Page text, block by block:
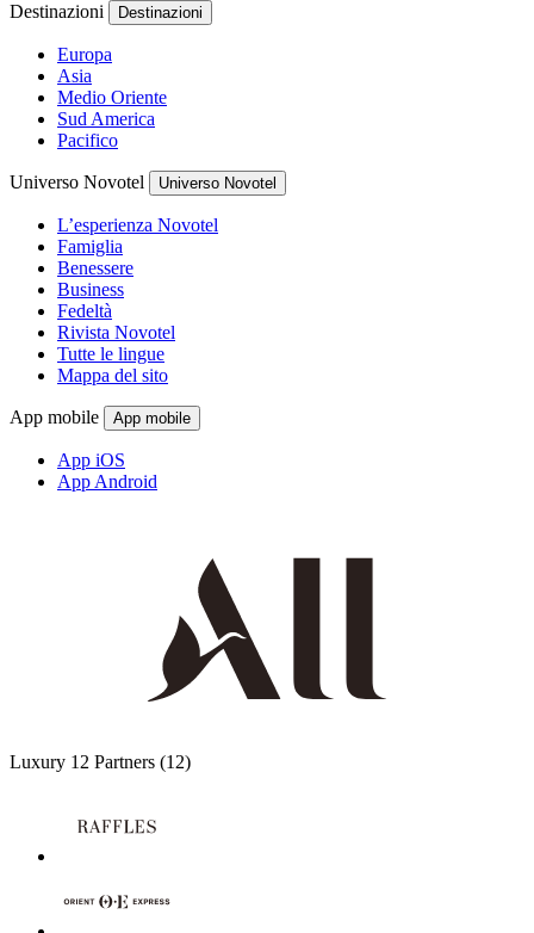
Destinazioni Destinazioni
Europa
Asia
Medio Oriente
Sud America
Pacifico
Universo Novotel Universo Novotel
L’esperienza Novotel
Famiglia
Benessere
Business
Fedeltà
Rivista Novotel
Tutte le lingue
Mappa del sito
App mobile App mobile
App iOS
App Android
Luxury 12 Partners (12)